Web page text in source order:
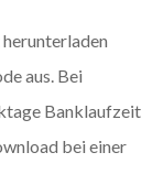
aus. Bei
Banklaufzeit
bei einer